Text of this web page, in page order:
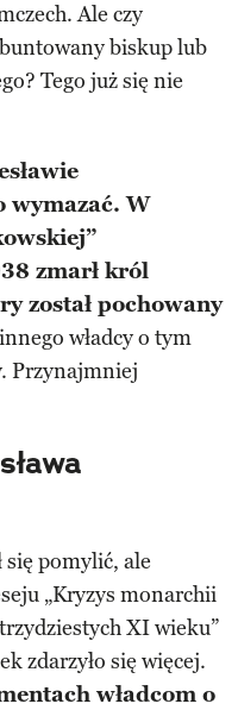
Ale czy
biskup lub
Tego już się nie
wymazać. W
zmarł król
został pochowany
władcy o tym
Przynajmniej
się pomylić, ale
„Kryzys monarchii
XI wieku”
zdarzyło się więcej.
władcom o